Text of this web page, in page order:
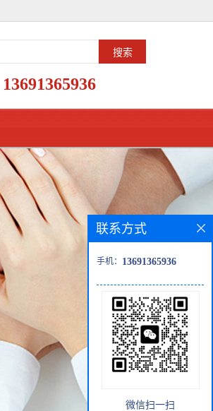
13691365936
联系方式
手机： 13691365936
微信扫一扫